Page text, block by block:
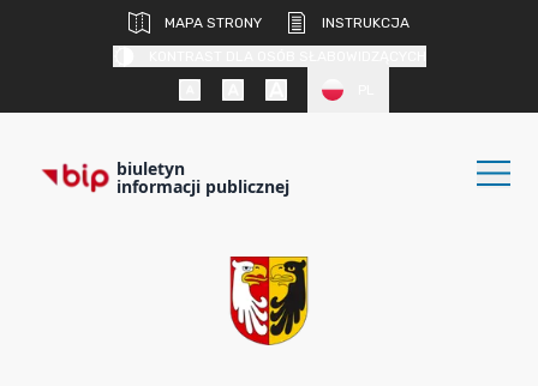
MAPA STRONY
INSTRUKCJA
biuletyn
informacji publicznej